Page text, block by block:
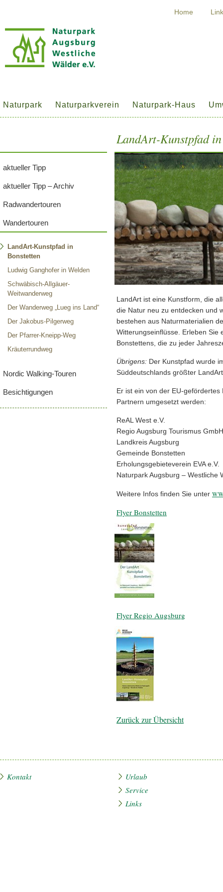
Home
Naturpark Naturparkverein Naturpark-Haus
aktueller Tipp
aktueller Tipp – Archiv
Radwandertouren
Wandertouren
LandArt-Kunstpfad in
Bonstetten
Ludwig Ganghofer in Welden
Schwäbisch-Allgäuer-
Weitwanderweg
Der Wanderweg „Lueg ins Land“
Der Jakobus-Pilgerweg
Der Pfarrer-Kneipp-Weg
Kräuterrundweg
Nordic Walking-Touren
Besichtigungen
LandArt-Kunstpfad
LandArt ist eine Kunstform, die
die Natur neu zu entdecken und
bestehen aus Naturmaterialien
Witterungseinflüsse. Erleben Sie
Bonstettens, die zu jeder
Übrigens: Der Kunstpfad wurde
Süddeutschlands größter
Er ist ein von der EU-
Partnern umgesetzt werden:
ReAL West e.V.
Regio Augsburg Tourismus GmbH
Landkreis Augsburg
Gemeinde Bonstetten
Erholungsgebieteverein EVA e.V.
Naturpark Augsburg – Westliche
Weitere Infos finden Sie unter
Flyer Bonstetten
Flyer Regio Augsburg
Zurück zur Übersicht
Kontakt
Urlaub
Service
Links